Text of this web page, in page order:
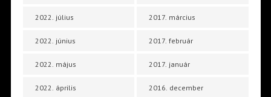
2022. július
2022. június
2022. május
2022. április
2017. március
2017. február
2017. január
2016. december